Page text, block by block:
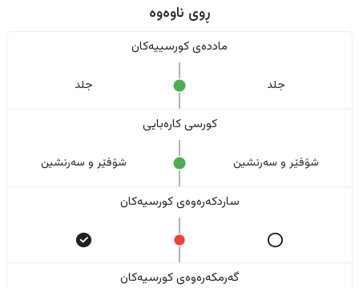
ڕوی ناوەوە
ماددەی کورسییەکان
جلد جلد
کورسی کارەبایی
شۆفێر و سەرنشین شۆفێر و سەرنشین
ساردکەرەوەی کورسیەکان
گەرمکەرەوەی کورسیەکان